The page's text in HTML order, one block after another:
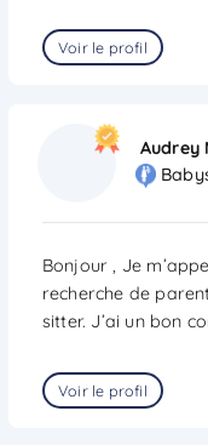
Voir le profil
Audrey
Bonjour , Je
recherche de
sitter. J’ai un bon
Voir le profil